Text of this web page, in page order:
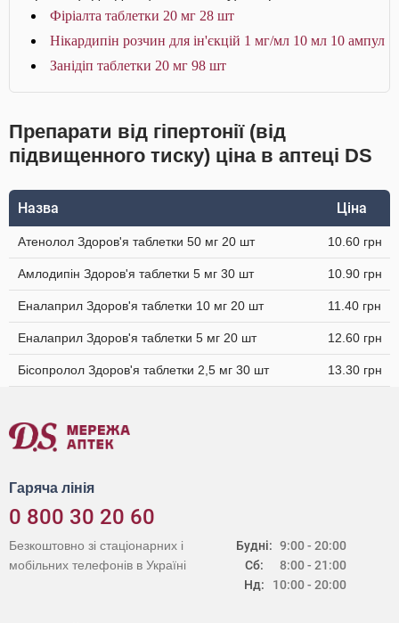
Фіріалта таблетки 20 мг 28 шт
Нікардипін розчин для ін'єкцій 1 мг/мл 10 мл 10 ампул
Занідіп таблетки 20 мг 98 шт
Препарати від гіпертонії (від
підвищенного тиску) ціна в аптеці DS
Назва Ціна
Атенолол Здоров'я таблетки 50 мг 20 шт 10.60 грн
Амлодипін Здоров'я таблетки 5 мг 30 шт 10.90 грн
Еналаприл Здоров'я таблетки 10 мг 20 шт 11.40 грн
Еналаприл Здоров'я таблетки 5 мг 20 шт 12.60 грн
Бісопролол Здоров'я таблетки 2,5 мг 30 шт 13.30 грн
Гаряча лінія
0 800 30 20 60
Будні:
Сб:
Нд:
9:00 - 20:00
8:00 - 21:00
10:00 - 20:00
Безкоштовно зі стаціонарних і
мобільних телефонів в Україні